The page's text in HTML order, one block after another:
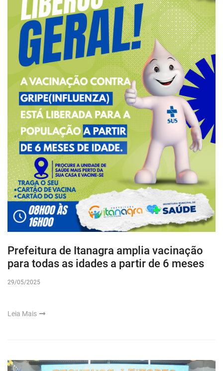
Prefeitura de Itanagra amplia vacinação
para todas as idades a partir de 6 meses
29/05/2025
Leia Mais